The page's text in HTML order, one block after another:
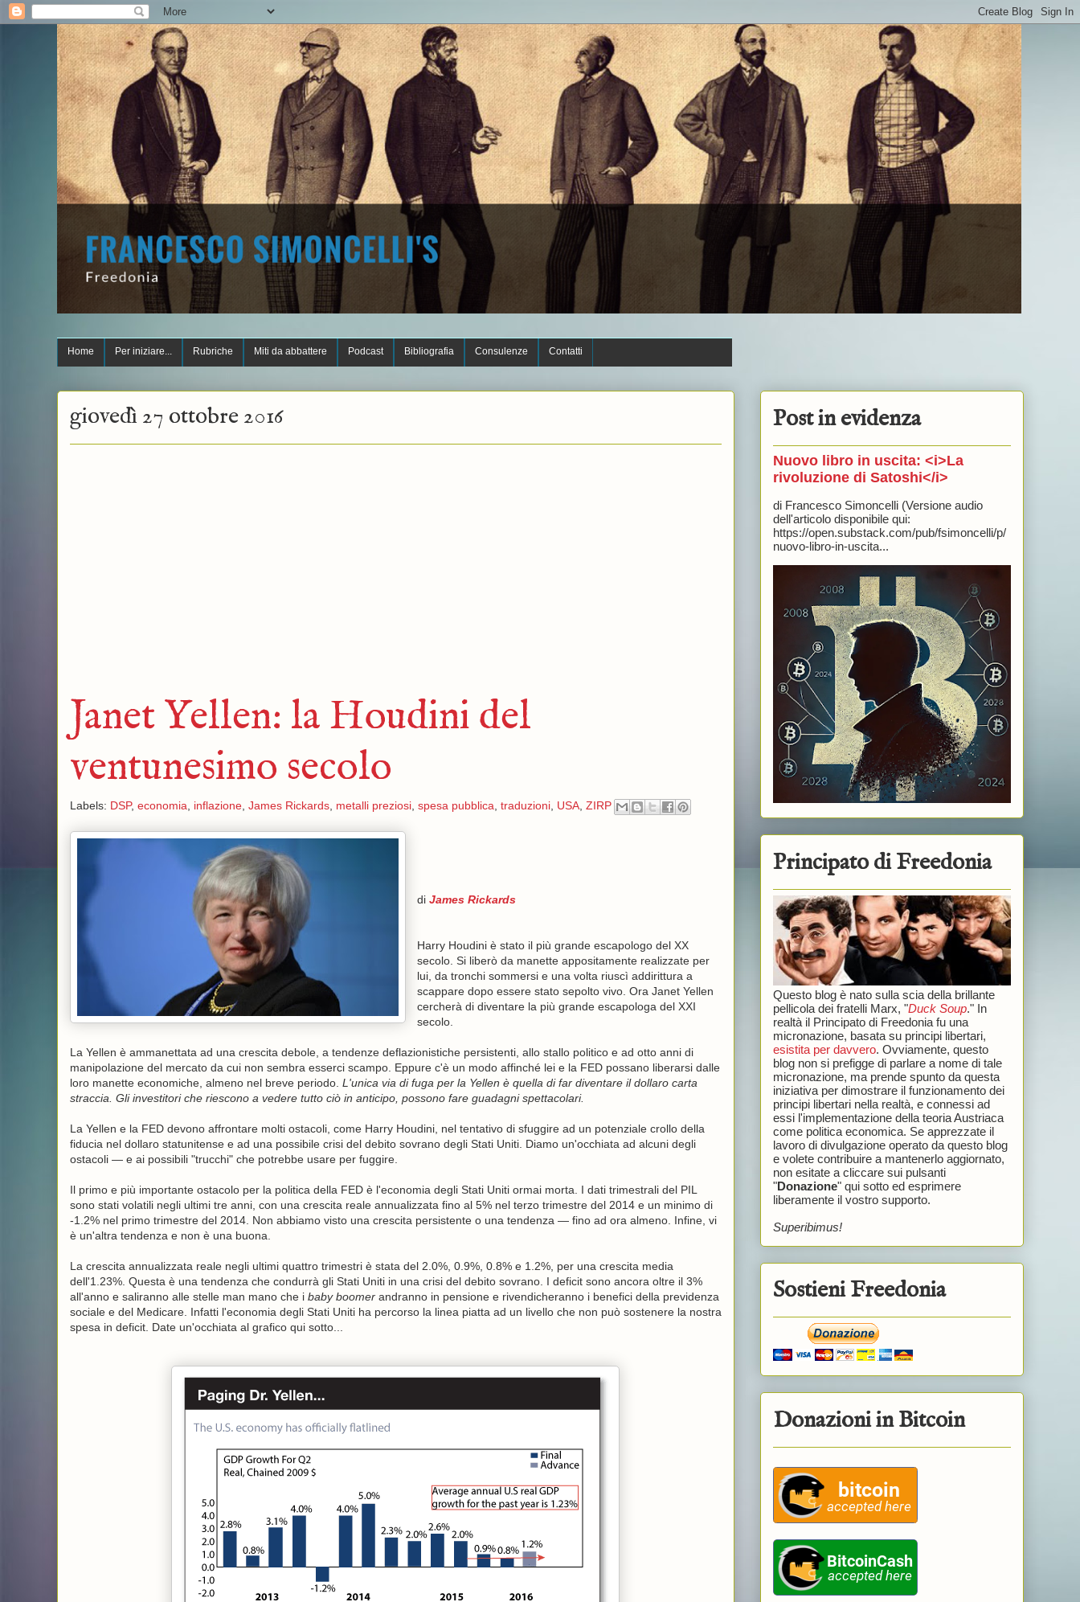
Home Per iniziare... Rubriche Miti da abbattere Podcast Bibliografia Consulenze Contatti
giovedì 27 ottobre 2016
Janet Yellen: la Houdini del
ventunesimo secolo
Labels: DSP, economia, inflazione, James Rickards, metalli preziosi, spesa pubblica, traduzioni, USA, ZIRP
di James Rickards
Harry Houdini è stato il più grande escapologo del XX
secolo. Si liberò da manette appositamente realizzate per
lui, da tronchi sommersi e una volta riuscì addirittura a
scappare dopo essere stato sepolto vivo. Ora Janet Yellen
cercherà di diventare la più grande escapologa del XXI
secolo.
La Yellen è ammanettata ad una crescita debole, a tendenze deflazionistiche persistenti, allo stallo politico e ad otto anni di
manipolazione del mercato da cui non sembra esserci scampo. Eppure c'è un modo affinché lei e la FED possano liberarsi dalle
loro manette economiche, almeno nel breve periodo. L'unica via di fuga per la Yellen è quella di far diventare il dollaro carta
straccia. Gli investitori che riescono a vedere tutto ciò in anticipo, possono fare guadagni spettacolari.
La Yellen e la FED devono affrontare molti ostacoli, come Harry Houdini, nel tentativo di sfuggire ad un potenziale crollo della
fiducia nel dollaro statunitense e ad una possibile crisi del debito sovrano degli Stati Uniti. Diamo un'occhiata ad alcuni degli
ostacoli — e ai possibili "trucchi" che potrebbe usare per fuggire.
Il primo e più importante ostacolo per la politica della FED è l'economia degli Stati Uniti ormai morta. I dati trimestrali del PIL
sono stati volatili negli ultimi tre anni, con una crescita reale annualizzata fino al 5% nel terzo trimestre del 2014 e un minimo di
-1.2% nel primo trimestre del 2014. Non abbiamo visto una crescita persistente o una tendenza — fino ad ora almeno. Infine, vi
è un'altra tendenza e non è una buona.
La crescita annualizzata reale negli ultimi quattro trimestri è stata del 2.0%, 0.9%, 0.8% e 1.2%, per una crescita media
dell'1.23%. Questa è una tendenza che condurrà gli Stati Uniti in una crisi del debito sovrano. I deficit sono ancora oltre il 3%
all'anno e saliranno alle stelle man mano che i baby boomerandranno in pensione e rivendicheranno i benefici della previdenza
sociale e del Medicare. Infatti l'economia degli Stati Uniti ha percorso la linea piatta ad un livello che non può sostenere la nostra
spesa in deficit. Date un'occhiata al grafico qui sotto...
Post in evidenza
Nuovo libro in uscita: <i>La
rivoluzione di Satoshi</i>
di Francesco Simoncelli (Versione audio
dell'articolo disponibile qui:
https://open.substack.com/pub/fsimoncelli/p/
nuovo-libro-in-uscita...
Principato di Freedonia
Questo blog è nato sulla scia della brillante
pellicola dei fratelli Marx, "Duck Soup." In
realtà il Principato di Freedonia fu una
micronazione, basata su principi libertari,
esistita per davvero. Ovviamente, questo
blog non si prefigge di parlare a nome di tale
micronazione, ma prende spunto da questa
iniziativa per dimostrare il funzionamento dei
principi libertari nella realtà, e connessi ad
essi l'implementazione della teoria Austriaca
come politica economica. Se apprezzate il
lavoro di divulgazione operato da questo blog
e volete contribuire a mantenerlo aggiornato,
non esitate a cliccare sui pulsanti
"Donazione" qui sotto ed esprimere
liberamente il vostro supporto.
Superibimus!
Sostieni Freedonia
Donazioni in Bitcoin